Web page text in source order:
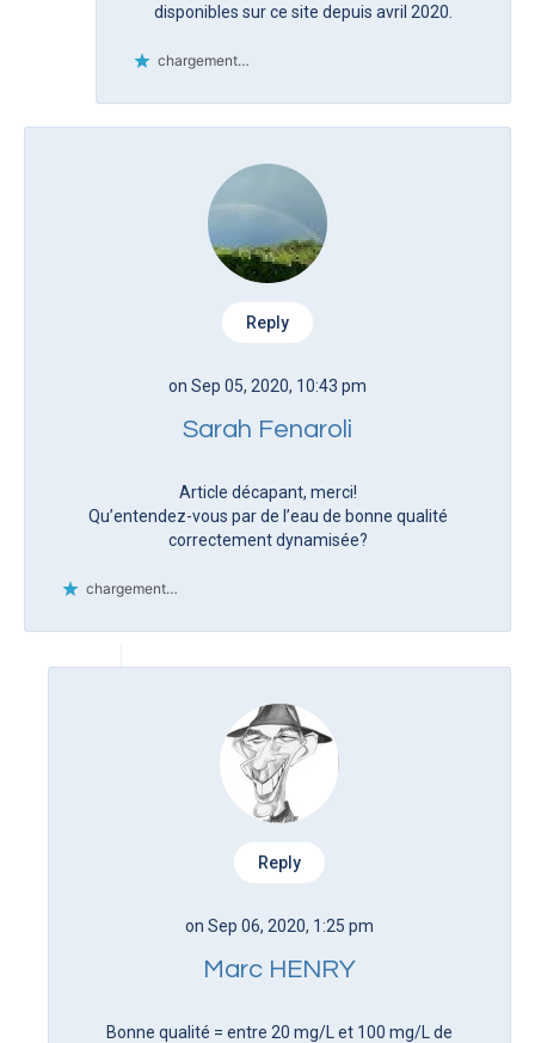
disponibles sur ce site depuis avril 2020.
chargement…
Reply
on Sep 05, 2020, 10:43 pm
Sarah Fenaroli
Article décapant, merci!
Qu’entendez-vous par de l’eau de bonne qualité
correctement dynamisée?
chargement…
Reply
on Sep 06, 2020, 1:25 pm
Marc HENRY
Bonne qualité = entre 20 mg/L et 100 mg/L de